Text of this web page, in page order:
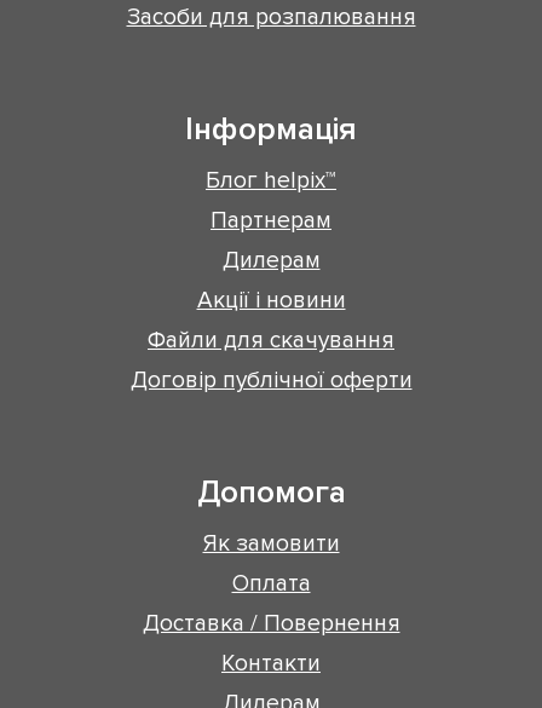
Засоби для розпалювання
Інформація
Блог helpix™
Партнерам
Дилерам
Акції і новини
Файли для скачування
Договір публічної оферти
Допомога
Як замовити
Оплата
Доставка / Повернення
Контакти